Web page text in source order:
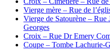
Vierge mère – Rue de
Vierge de Satourène –
Georges
Croix – Rue Dr Emery
Coupe – Tombe Lachurie-